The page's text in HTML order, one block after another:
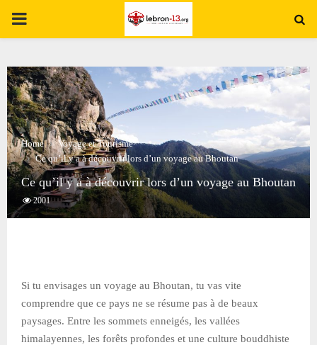
PRIMARY
Home
Voyage et Tourisme
Ce qu’il y a à découvrir lors d’un voyage au Bhoutan
Ce qu’il y a à découvrir lors d’un voyage au Bhoutan
2001
Si tu envisages un voyage au Bhoutan, tu vas vite
comprendre que ce pays ne se résume pas à de beaux
paysages. Entre les sommets enneigés, les vallées
himalayennes, les forêts profondes et une culture bouddhiste